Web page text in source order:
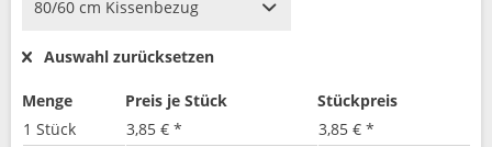
Auswahl zurücksetzen
Menge Preis je Stück
Stückpreis
1 Stück
3,85 € * 3,85 € *